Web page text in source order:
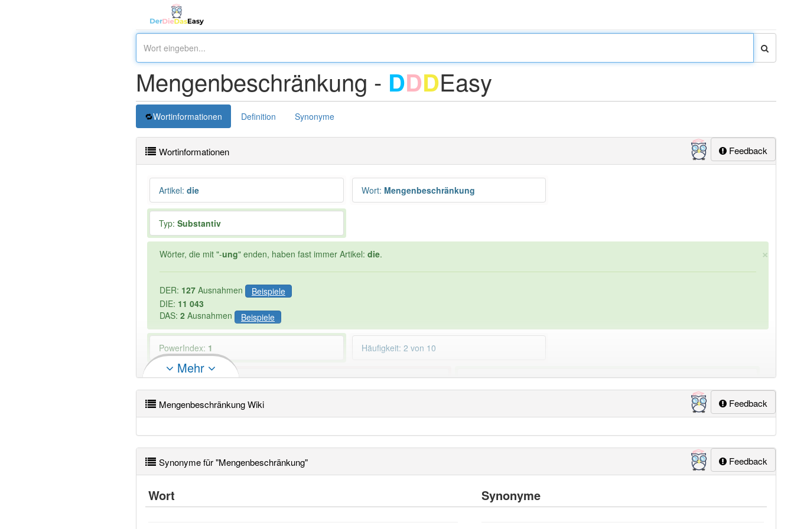
Mengenbeschränkung - DDDEasy
Wortinformationen Definition Synonyme
Feedback
Wortinformationen
Artikel: die Wort: Mengenbeschränkung
Typ: Substantiv
×
Wörter, die mit "-ung" enden, haben fast immer Artikel: die.
DER: 127 Ausnahmen
Beispiele
DIE: 11 043
DAS: 2 Ausnahmen Beispiele
PowerIndex: 1 Häufigkeit: 2 von 10
Wörter mit Endung-mengenbeschränkungaber mit einem anderen
Artikel: -1
89% unserer Spielapp-Nutzer haben den Artikel korrekt erraten.
Mehr
Feedback
Mengenbeschränkung Wiki
Feedback
Synonyme für "Mengenbeschränkung"
Wort Synonyme